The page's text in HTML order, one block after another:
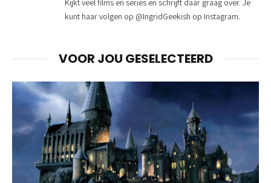
Kijkt veel films en series en schrijft daar graag over. Je
kunt haar volgen op @IngridGeekish op Instagram.
VOOR JOU GESELECTEERD